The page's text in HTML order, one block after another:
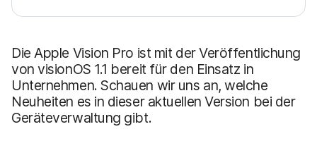
Die Apple Vision Pro ist mit der Veröffentlichung
von visionOS 1.1 bereit für den Einsatz in
Unternehmen. Schauen wir uns an, welche
Neuheiten es in dieser aktuellen Version bei der
Geräteverwaltung gibt.